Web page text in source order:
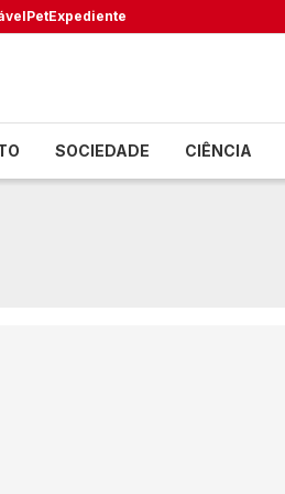
PetExpediente
SOCIEDADE CIÊNCIA